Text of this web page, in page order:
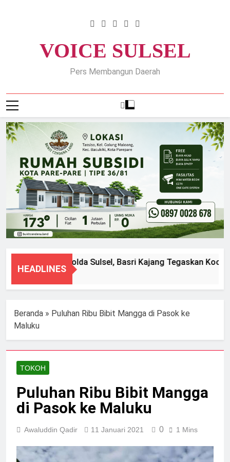
VOICE SULSEL
Pers Membangun Daerah
HEADLINES
Diperiksa Polda Sulsel, Basri Kajang Tegaskan
Beranda » Puluhan Ribu Bibit Mangga di Pasok ke
Maluku
TOKOH
Puluhan Ribu Bibit Mangga
di Pasok ke Maluku
Awaluddin Qadir 11 Januari 2021 0 1 Mins